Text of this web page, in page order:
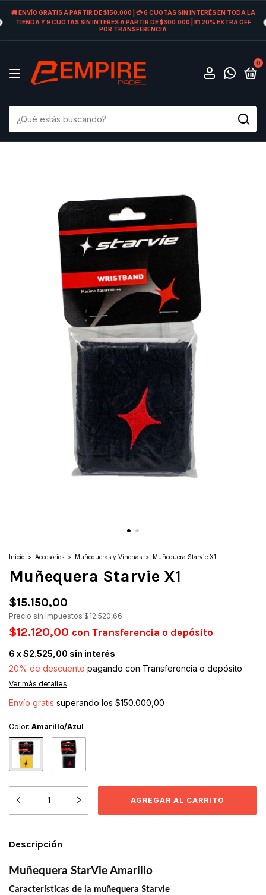
🚚 ENVÍO GRATIS A PARTIR DE $150.000 | 💳 6 CUOTAS SIN INTERÉS EN TODA LA
TIENDA Y 9 CUOTAS SIN INTERES A PARTIR DE $300.000 | 💵 20% EXTRA OFF
POR TRANSFERENCIA
0
Inicio > Accesorios > Muñequeras y Vinchas > Muñequera Starvie X1
Muñequera Starvie X1
$15.150,00
Precio sin impuestos $12.520,66
$12.120,00 con Transferencia o depósito
6 x$2.525,00 sin interés
20% de descuento pagando con Transferencia o depósito
Ver más detalles
Envío gratis superando los $150.000,00
Color: Amarillo/Azul
Descripción
Muñequera StarVie Amarillo
Características de la muñequera Starvie